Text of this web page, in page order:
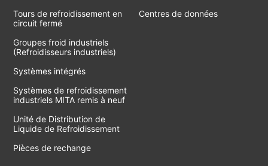
Tours de refroidissement en
circuit fermé
Groupes froid industriels
(Refroidisseurs industriels)
Systèmes intégrés
Systèmes de refroidissement
industriels MITA remis à neuf
Unité de Distribution de
Liquide de Refroidissement
Pièces de rechange
Centres de données